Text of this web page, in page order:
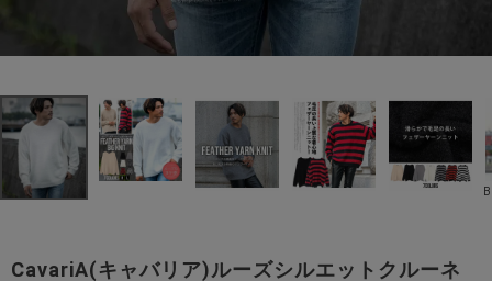
CavariA(キャバリア)ルーズシルエットクルーネ